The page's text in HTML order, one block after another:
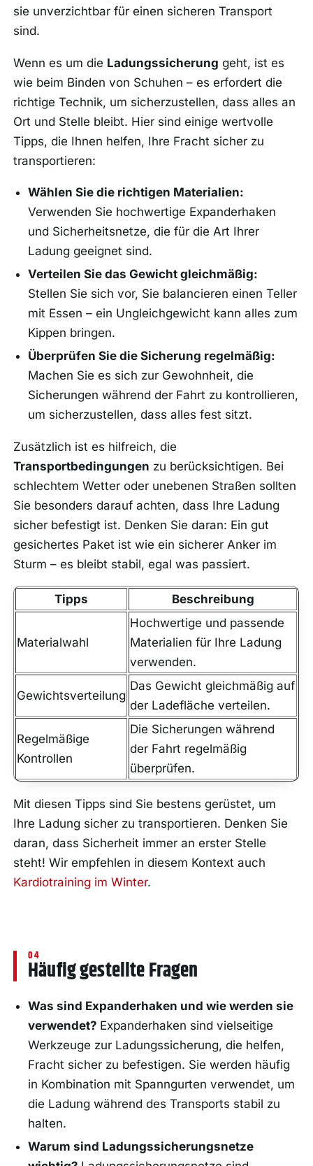
sie unverzichtbar für einen sicheren Transport
sind.
Wenn es um die Ladungssicherung geht, ist es
wie beim Binden von Schuhen – es erfordert die
richtige Technik, um sicherzustellen, dass alles an
Ort und Stelle bleibt. Hier sind einige wertvolle
Tipps, die Ihnen helfen, Ihre Fracht sicher zu
transportieren:
Wählen Sie die richtigen Materialien:
Verwenden Sie hochwertige Expanderhaken
und Sicherheitsnetze, die für die Art Ihrer
Ladung geeignet sind.
Verteilen Sie das Gewicht gleichmäßig:
Stellen Sie sich vor, Sie balancieren einen Teller
mit Essen – ein Ungleichgewicht kann alles zum
Kippen bringen.
Überprüfen Sie die Sicherung regelmäßig:
Machen Sie es sich zur Gewohnheit, die
Sicherungen während der Fahrt zu kontrollieren,
um sicherzustellen, dass alles fest sitzt.
Zusätzlich ist es hilfreich, die
Transportbedingungen zu berücksichtigen. Bei
schlechtem Wetter oder unebenen Straßen sollten
Sie besonders darauf achten, dass Ihre Ladung
sicher befestigt ist. Denken Sie daran: Ein gut
gesichertes Paket ist wie ein sicherer Anker im
Sturm – es bleibt stabil, egal was passiert.
Tipps Beschreibung
Materialwahl
Hochwertige und passende
Materialien für Ihre Ladung
verwenden.
Gewichtsverteilung
Das Gewicht gleichmäßig auf
der Ladefläche verteilen.
Regelmäßige
Kontrollen
Die Sicherungen während
der Fahrt regelmäßig
überprüfen.
Mit diesen Tipps sind Sie bestens gerüstet, um
Ihre Ladung sicher zu transportieren. Denken Sie
daran, dass Sicherheit immer an erster Stelle
steht! Wir empfehlen in diesem Kontext auch
Kardiotraining im Winter.
Häufig gestellte Fragen
Was sind Expanderhaken und wie werden sie
verwendet? Expanderhaken sind vielseitige
Werkzeuge zur Ladungssicherung, die helfen,
Fracht sicher zu befestigen. Sie werden häufig
in Kombination mit Spanngurten verwendet, um
die Ladung während des Transports stabil zu
halten.
Warum sind Ladungssicherungsnetze